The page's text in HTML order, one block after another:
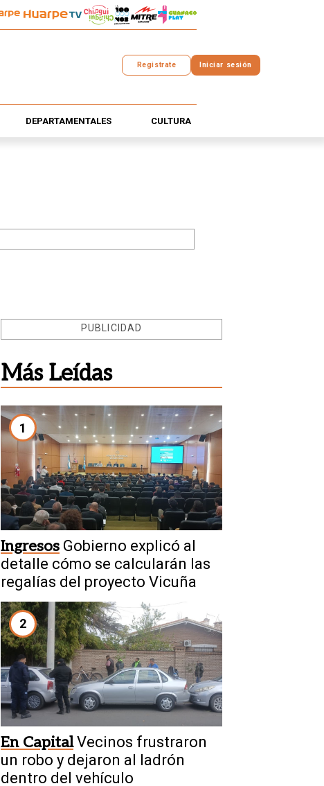
Registrate Iniciar sesión
DEPARTAMENTALES CULTURA
PUBLICIDAD
Más Leídas
1
Ingresos Gobierno explicó al
detalle cómo se calcularán las
regalías del proyecto Vicuña
2
En Capital Vecinos frustraron
un robo y dejaron al ladrón
dentro del vehículo